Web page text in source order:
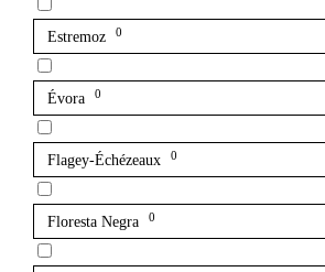
Estremoz 0
Évora 0
Flagey-Échézeaux 0
Floresta Negra 0